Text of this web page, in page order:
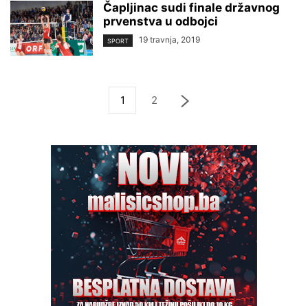
Čapljinac sudi finale državnog
prvenstva u odbojci
SPORT 19 travnja, 2019
1 2